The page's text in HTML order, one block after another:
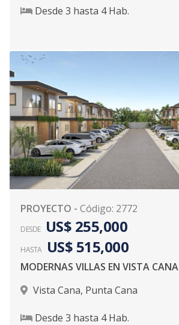
Desde 3 hasta 4Hab.
PROYECTO - Código: 2772
DESDE US$ 255,000
HASTA US$ 515,000
MODERNAS VILLAS EN VISTA CANA
Vista Cana, Punta Cana
Desde 3 hasta 4Hab.